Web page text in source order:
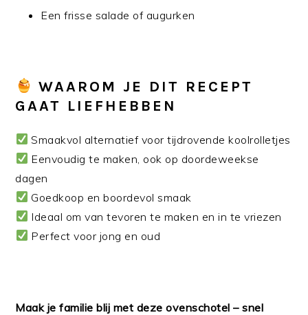
Een frisse salade of augurken
WAAROM JE DIT RECEPT
GAAT LIEFHEBBEN
Smaakvol alternatief voor tijdrovende koolrolletjes
Eenvoudig te maken, ook op doordeweekse
dagen
Goedkoop en boordevol smaak
Ideaal om van tevoren te maken en in te vriezen
Perfect voor jong en oud
Maak je familie blij met deze ovenschotel – snel